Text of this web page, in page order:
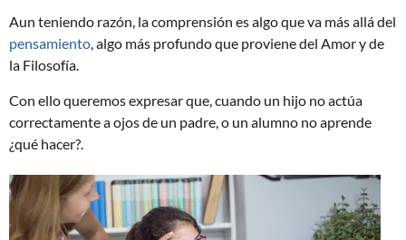
Aun teniendo razón, la comprensión es algo que va más allá del
pensamiento, algo más profundo que proviene del Amor y de
la Filosofía.
Con ello queremos expresar que, cuando un hijo no actúa
correctamente a ojos de un padre, o un alumno no aprende
¿qué hacer?.